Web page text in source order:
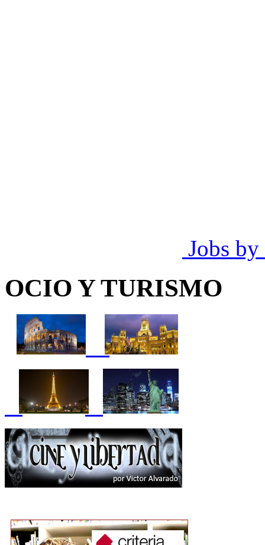
Jobs by
OCIO Y TURISMO